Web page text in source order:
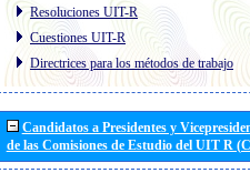
Resoluciones UIT-R
Cuestiones UIT-R
Directrices para los métodos de trabajo
Candidatos a Presidentes y
de las Comisiones de Estudio del UIT R